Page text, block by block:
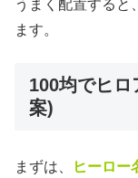
うまく配置すると
ます。
100均でヒロ
案)
まずは、 ヒーロー